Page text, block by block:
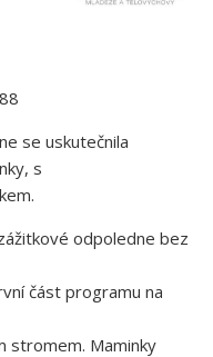
se uskutečnila
s
odpoledne bez
část programu na
stromem. Maminky